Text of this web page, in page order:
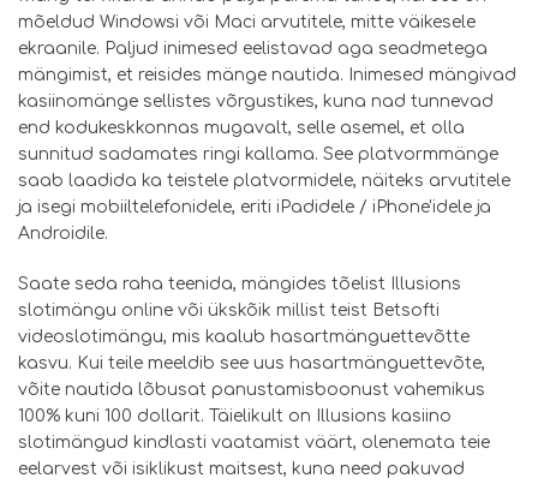
mõeldud Windowsi või Maci arvutitele, mitte väikesele
ekraanile. Paljud inimesed eelistavad aga seadmetega
mängimist, et reisides mänge nautida. Inimesed mängivad
kasiinomänge sellistes võrgustikes, kuna nad tunnevad
end kodukeskkonnas mugavalt, selle asemel, et olla
sunnitud sadamates ringi kallama. See platvormmänge
saab laadida ka teistele platvormidele, näiteks arvutitele
ja isegi mobiiltelefonidele, eriti iPadidele / iPhone'idele ja
Androidile.
Saate seda raha teenida, mängides tõelist Illusions
slotimängu online või ükskõik millist teist Betsofti
videoslotimängu, mis kaalub hasartmänguettevõtte
kasvu. Kui teile meeldib see uus hasartmänguettevõte,
võite nautida lõbusat panustamisboonust vahemikus
100% kuni 100 dollarit. Täielikult on Illusions kasiino
slotimängud kindlasti vaatamist väärt, olenemata teie
eelarvest või isiklikust maitsest, kuna need pakuvad